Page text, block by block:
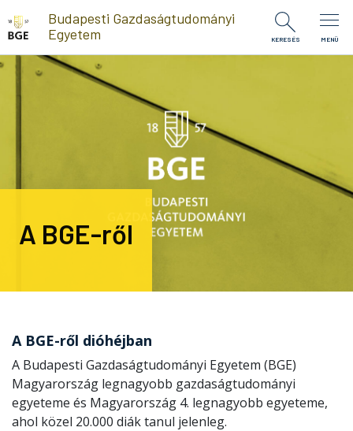
Ugrás a tartalomra
Budapesti Gazdaságtudományi
Egyetem
KERESÉS MENÜ
A BGE-ről
A BGE-ről dióhéjban
A Budapesti Gazdaságtudományi Egyetem (BGE)
Magyarország legnagyobb gazdaságtudományi
egyeteme és Magyarország 4. legnagyobb egyeteme,
ahol közel 20.000 diák tanul jelenleg.